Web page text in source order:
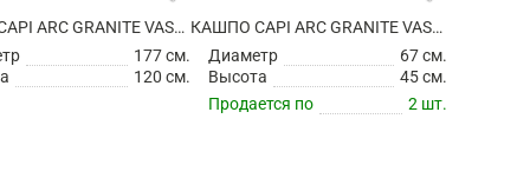
КАШПО CAPI ARC GRANITE VASE BALL WARM TAUPE
177 см.
120 см.
КАШПО CAPI ARC GRANITE VASE BALL WHITE
Диаметр
67 см.
Высота
45 см.
Продается по
2 шт.